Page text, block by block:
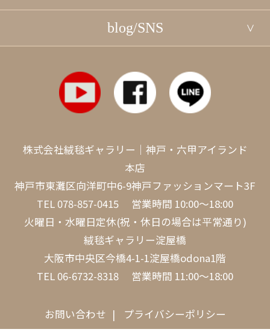
blog/SNS
株式会社絨毯ギャラリー｜神戸・六甲アイランド
本店
神戸市東灘区向洋町中6-9神戸ファッションマート3F
TEL 078-857-0415 営業時間 10:00～18:00
火曜日・水曜日定休(祝・休日の場合は平常通り)
絨毯ギャラリー淀屋橋
大阪市中央区今橋4-1-1淀屋橋odona1階
TEL 06-6732-8318 営業時間 11:00～18:00
お問い合わせ プライバシーポリシー